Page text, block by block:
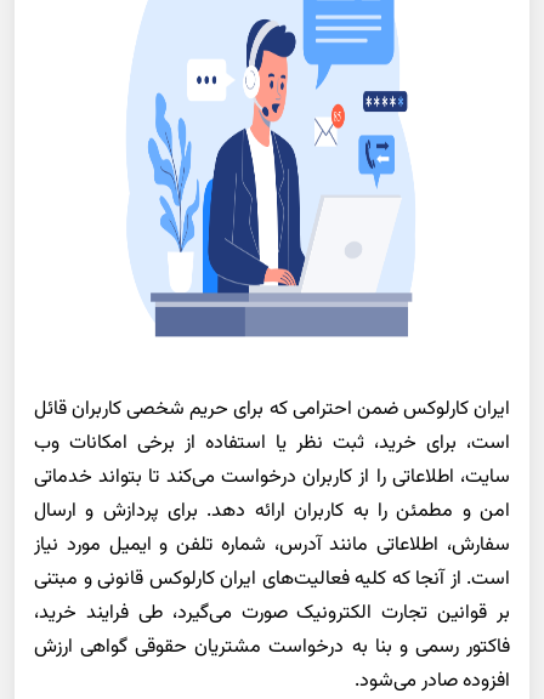
ایران کارلوکس ضمن احترامی که برای حریم شخصی کاربران قائل
است، برای خرید، ثبت نظر یا استفاده از برخی امکانات وب
سایت، اطلاعاتی را از کاربران درخواست می‌کند تا بتواند خدماتی
امن و مطمئن را به کاربران ارائه دهد. برای پردازش و ارسال
سفارش، اطلاعاتی مانند آدرس، شماره تلفن و ایمیل مورد نیاز
است. از آنجا که کلیه فعالیت‌های ایران کارلوکس قانونی و مبتنی
بر قوانین تجارت الکترونیک صورت می‌گیرد، طی فرایند خرید،
فاکتور رسمی و بنا به درخواست مشتریان حقوقی گواهی ارزش
افزوده صادر می‌شود.